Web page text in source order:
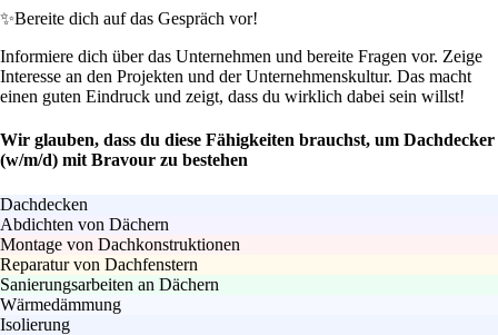
✨Bereite dich auf das Gespräch vor!
Informiere dich über das Unternehmen und bereite Fragen vor. Zeige
Interesse an den Projekten und der Unternehmenskultur. Das macht
einen guten Eindruck und zeigt, dass du wirklich dabei sein willst!
Wir glauben, dass du diese Fähigkeiten brauchst, um Dachdecker
(w/m/d) mit Bravour zu bestehen
Dachdecken
Abdichten von Dächern
Montage von Dachkonstruktionen
Reparatur von Dachfenstern
Sanierungsarbeiten an Dächern
Wärmedämmung
Isolierung